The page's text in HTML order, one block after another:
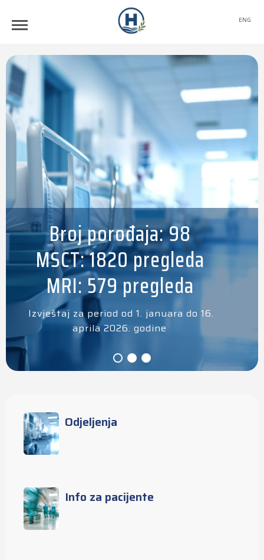
ENG
Broj porođaja: 98
MSCT: 1820 pregleda
MRI: 579 pregleda
Izvještaj za period od 1. januara do 16.
aprila 2026. godine
Odjeljenja
Info za pacijente